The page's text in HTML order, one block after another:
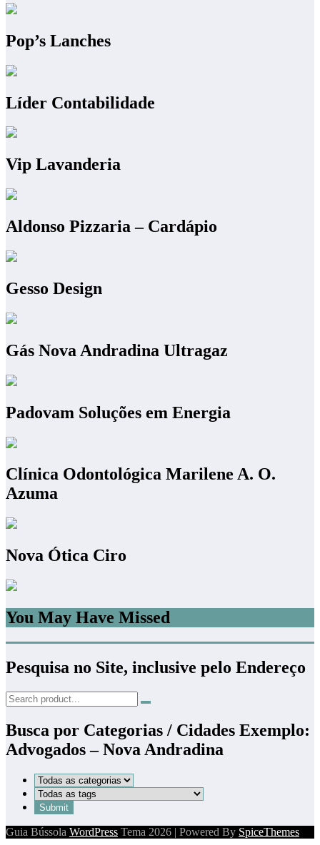
Pop’s Lanches
Líder Contabilidade
Vip Lavanderia
Aldonso Pizzaria – Cardápio
Gesso Design
Gás Nova Andradina Ultragaz
Padovam Soluções em Energia
Clínica Odontológica Marilene A. O.
Azuma
Nova Ótica Ciro
You May Have Missed
Pesquisa no Site, inclusive pelo Endereço
Busca por Categorias / Cidades Exemplo:
Advogados – Nova Andradina
Guia Bússola WordPress Tema 2026 | Powered By SpiceThemes